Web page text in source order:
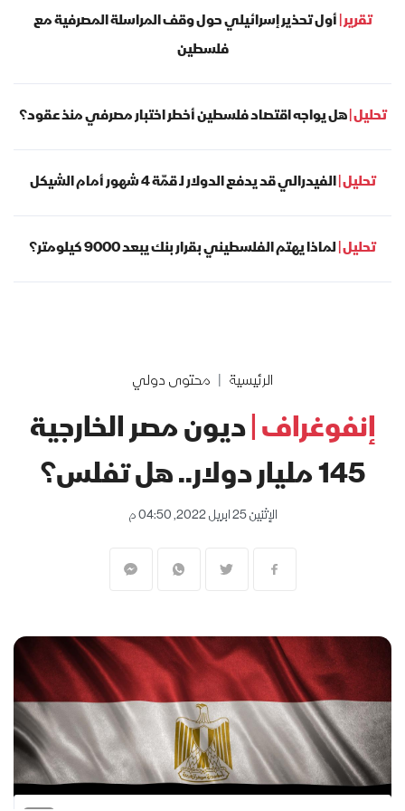
تقرير |أول تحذير إسرائيلي حول وقف المراسلة المصرفية مع
فلسطين
تحليل |هل يواجه اقتصاد فلسطين أخطر اختبار مصرفي منذ عقود؟
تحليل |الفيدرالي قد يدفع الدولار لـ قمّة 4 شهور أمام الشيكل
تحليل |لماذا يهتم الفلسطيني بقرار بنك يبعد 9000 كيلومتر؟
الرئيسية محتوى دولي
إنفوغراف |ديون مصر الخارجية
145 مليار دولار.. هل تفلس؟
الإثنين 25 ابريل 2022, 04:50 م